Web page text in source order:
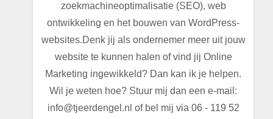
zoekmachineoptimalisatie (SEO), web
ontwikkeling en het bouwen van WordPress-
websites.Denk jij als ondernemer meer uit jouw
website te kunnen halen of vind jij Online
Marketing ingewikkeld? Dan kan ik je helpen.
Wil je weten hoe? Stuur mij dan een e-mail:
info@tjeerdengel.nl of bel mij via 06 - 119 52